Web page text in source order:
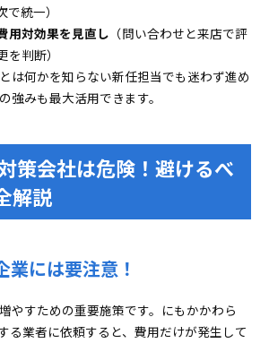
統一）
用対効果を見直し （問い合わせと来店で評
判断）
は何かを知らない新任担当でも迷わず進め
強みも最大活用できます。
策会社は危険！避けるべ
解説
業には要注意！
やすための重要施策です。にもかかわら
る業者に依頼すると、費用だけが発生して